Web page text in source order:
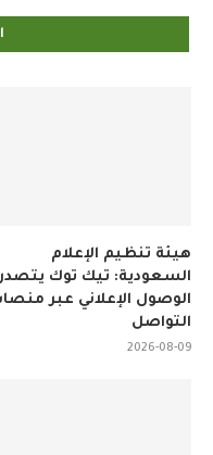
هيئة تنظيم الإعلام
السعودية: تيك توك
الوصول الإعلاني عبر
التواصل
2026-08-09